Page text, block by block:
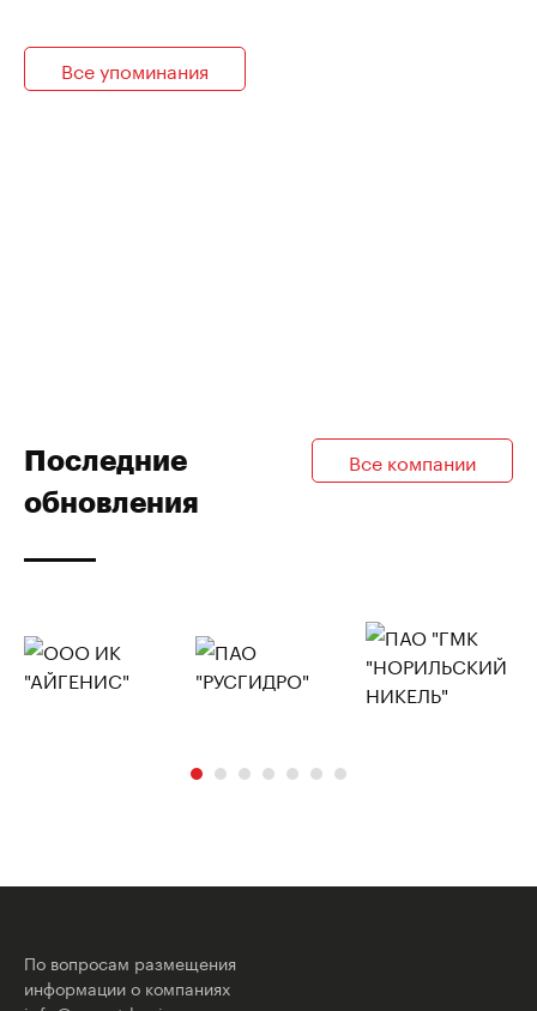
Все упоминания
Последние
обновления
Все компании
По вопросам размещения
информации о компаниях